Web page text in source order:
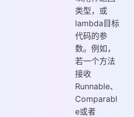
类型，或
lambda目标
代码的参
数。例如，
若一个方法
接收
Runnable、
Comparabl
e或者